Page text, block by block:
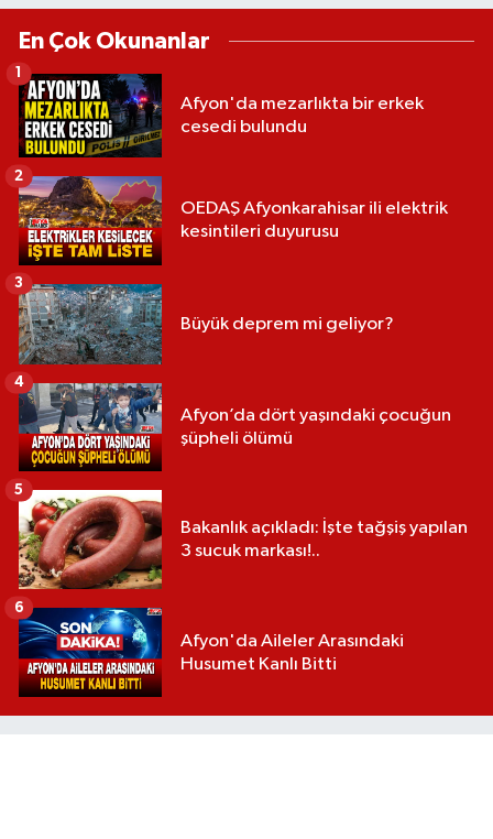
En Çok Okunanlar
Afyon'da mezarlıkta bir erkek
cesedi bulundu
1
OEDAŞ Afyonkarahisar ili elektrik
kesintileri duyurusu
2
Büyük deprem mi geliyor?
3
Afyon’da dört yaşındaki çocuğun
şüpheli ölümü
4
Bakanlık açıkladı: İşte tağşiş yapılan
3 sucuk markası!..
5
Afyon'da Aileler Arasındaki
Husumet Kanlı Bitti
6